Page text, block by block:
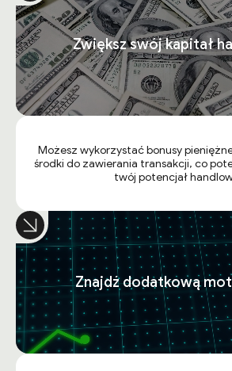
Zwiększ swój kapitał
Możesz wykorzystać bonusy
środki do zawierania transakcji, co
twój potencjał
Znajdź dodatkową